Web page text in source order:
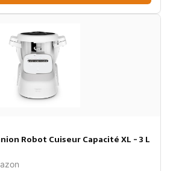
Robot Cuiseur Capacité XL - 3 L